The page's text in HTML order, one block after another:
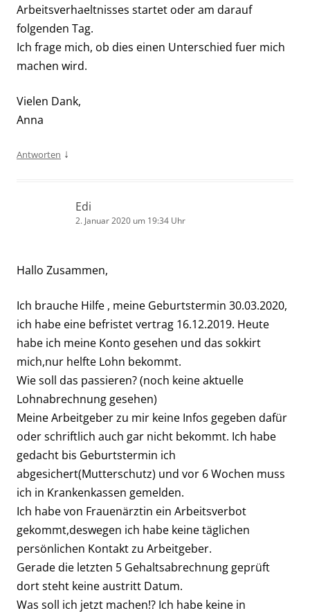
Arbeitsverhaeltnisses startet oder am darauf
folgenden Tag.
Ich frage mich, ob dies einen Unterschied fuer mich
machen wird.
Vielen Dank,
Anna
Antworten ↓
Edi
2. Januar 2020 um 19:34 Uhr
Hallo Zusammen,
Ich brauche Hilfe , meine Geburtstermin 30.03.2020,
ich habe eine befristet vertrag 16.12.2019. Heute
habe ich meine Konto gesehen und das sokkirt
mich,nur helfte Lohn bekommt.
Wie soll das passieren? (noch keine aktuelle
Lohnabrechnung gesehen)
Meine Arbeitgeber zu mir keine Infos gegeben dafür
oder schriftlich auch gar nicht bekommt. Ich habe
gedacht bis Geburtstermin ich
abgesichert(Mutterschutz) und vor 6 Wochen muss
ich in Krankenkassen gemelden.
Ich habe von Frauenärztin ein Arbeitsverbot
gekommt,deswegen ich habe keine täglichen
persönlichen Kontakt zu Arbeitgeber.
Gerade die letzten 5 Gehaltsabrechnung geprüft
dort steht keine austritt Datum.
Was soll ich jetzt machen!? Ich habe keine in